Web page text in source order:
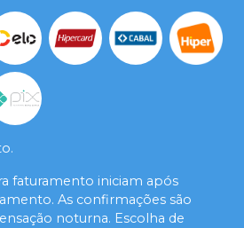
faturamento iniciam após
As confirmações são
noturna. Escolha de